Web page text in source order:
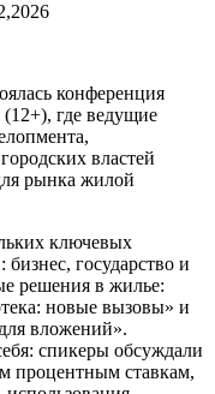
конференция
где ведущие
властей
рынка жилой
ключевых
государство и
решения в жилье:
новые вызовы» и
вложений».
спикеры обсуждали
процентным ставкам,